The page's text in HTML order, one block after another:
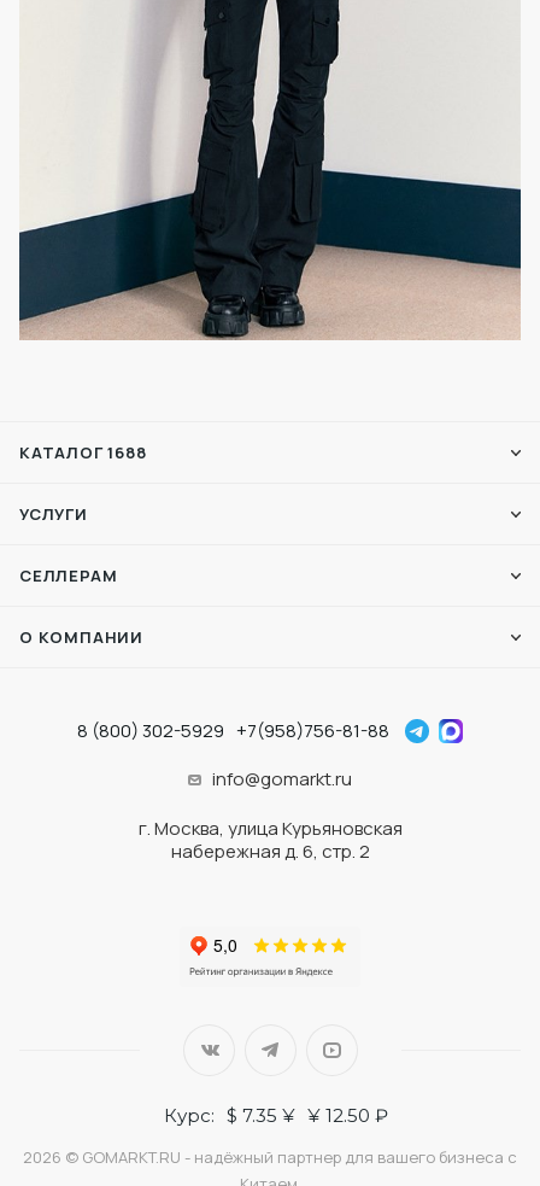
КАТАЛОГ 1688
УСЛУГИ
СЕЛЛЕРАМ
О КОМПАНИИ
8 (800) 302-5929 +7(958)756-81-88
info@gomarkt.ru
г. Москва, улица Курьяновская
набережная д. 6, стр. 2
Курс: $ 7.35 ¥ ¥ 12.50 ₽
2026 © GOMARKT.RU - надёжный партнер для вашего бизнеса с